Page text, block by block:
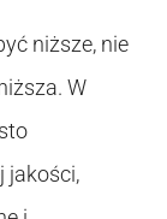
niższe, nie
W
jakości,